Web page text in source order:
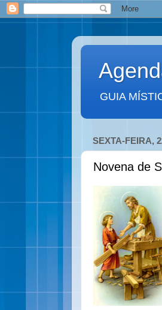
GUIA
SEXTA-FEIRA,
Novena de